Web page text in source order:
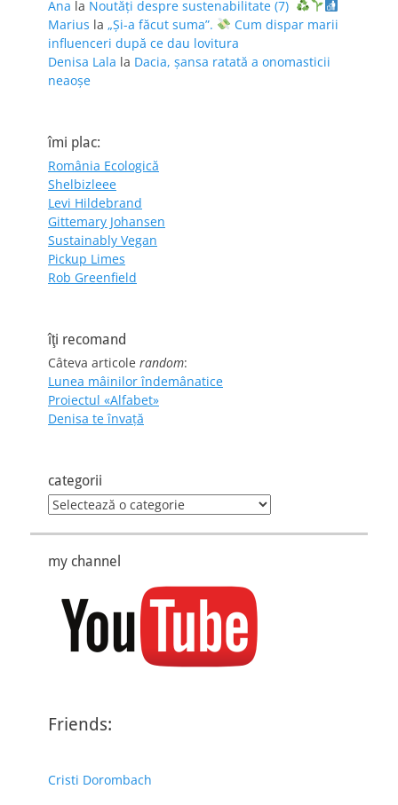
Ana la Noutăți despre sustenabilitate (7)
Marius la „Și-a făcut suma”.
Cum dispar marii
influenceri după ce dau lovitura
Denisa Lala la Dacia, șansa ratată a onomasticii
neaoșe
îmi plac:
România Ecologică
Shelbizleee
Levi Hildebrand
Gittemary Johansen
Sustainably Vegan
Pickup Limes
Rob Greenfield
îţi recomand
Câteva articole random:
Lunea mâinilor îndemânatice
Proiectul «Alfabet»
Denisa te învaţă
categorii
categorii
my channel
Friends:
Cristi Dorombach